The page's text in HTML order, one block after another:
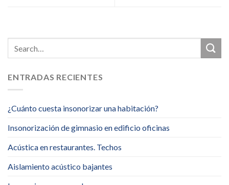
ENTRADAS RECIENTES
¿Cuánto cuesta insonorizar una habitación?
Insonorización de gimnasio en edificio oficinas
Acústica en restaurantes. Techos
Aislamiento acústico bajantes